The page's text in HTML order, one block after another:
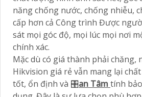
năng chống nước, chống nhiễu,
cấp hơn cả Công trình Được
sát mọi góc độ, mọi lúc mọi nơi
chính xác.
Mặc dù có giá thành phải chăng,
Hikvision giá rẻ vẫn mang lại
tốt, ổn định và 🎛an Tâm tính